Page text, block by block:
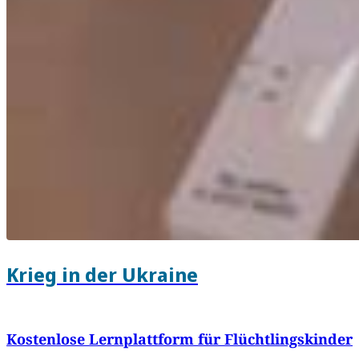
Krieg in der Ukraine
Kostenlose Lernplattform für Flüchtlingskinder